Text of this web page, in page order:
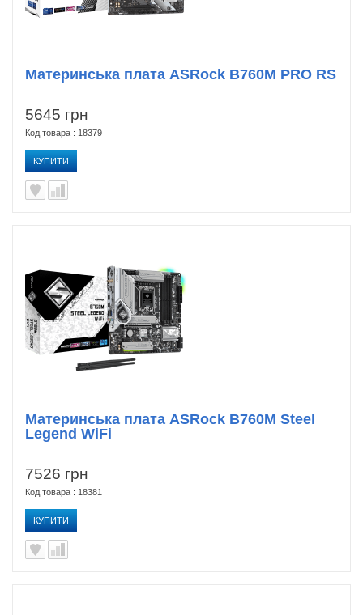
5645 грн
Код товара : 18379
КУПИТИ
Материнська плата ASRock B760M PRO RS
7526 грн
Код товара : 18381
КУПИТИ
Материнська плата ASRock B760M Steel
Legend WiFi